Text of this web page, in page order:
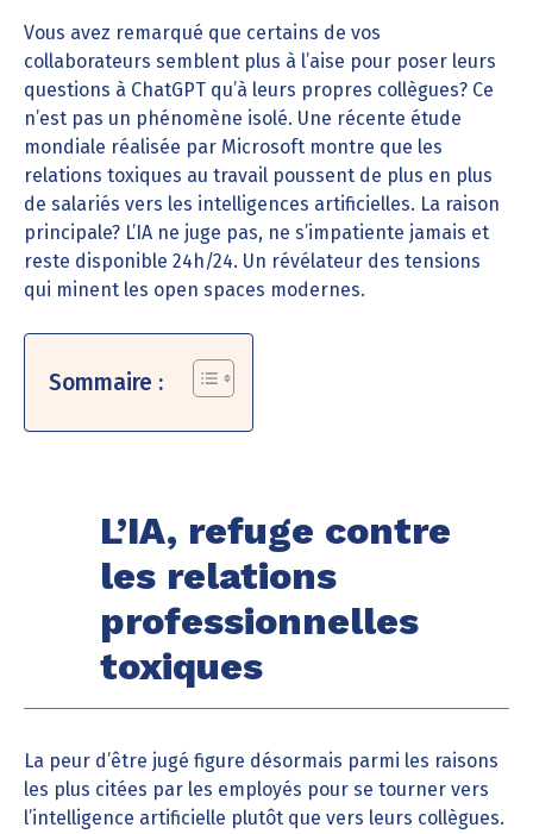
Vous avez remarqué que certains de vos
collaborateurs semblent plus à l’aise pour poser leurs
questions à ChatGPT qu’à leurs propres collègues? Ce
n’est pas un phénomène isolé. Une récente étude
mondiale réalisée par Microsoft montre que les
relations toxiques au travail poussent de plus en plus
de salariés vers les intelligences artificielles. La raison
principale? L’IA ne juge pas, ne s’impatiente jamais et
reste disponible 24h/24. Un révélateur des tensions
qui minent les open spaces modernes.
Sommaire :
L’IA, refuge contre
les relations
professionnelles
toxiques
La peur d’être jugé figure désormais parmi les raisons
les plus citées par les employés pour se tourner vers
l’intelligence artificielle plutôt que vers leurs collègues.